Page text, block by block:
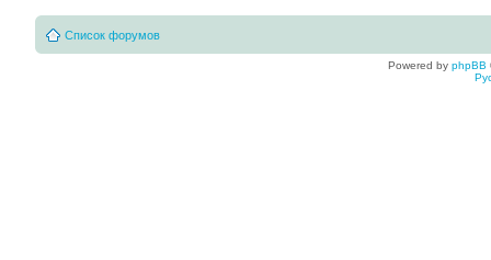
Список форумов
Powered by phpBB